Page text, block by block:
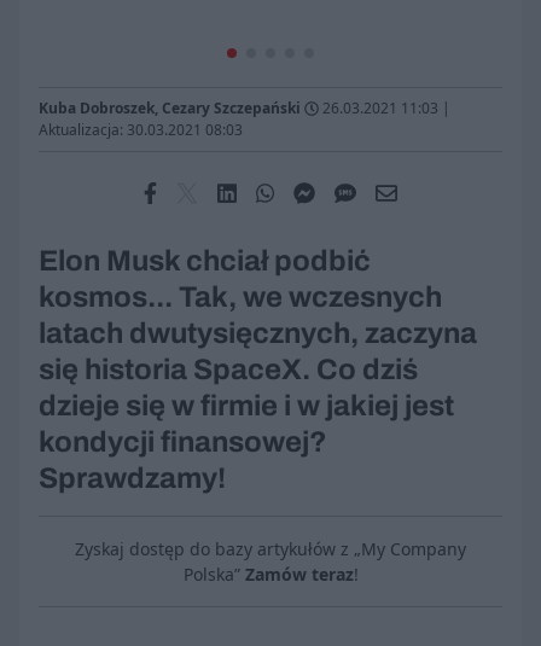
Kuba Dobroszek, Cezary Szczepański 26.03.2021 11:03 |
Aktualizacja: 30.03.2021 08:03
Elon Musk chciał podbić
kosmos... Tak, we wczesnych
latach dwutysięcznych, zaczyna
się historia SpaceX. Co dziś
dzieje się w firmie i w jakiej jest
kondycji finansowej?
Sprawdzamy!
Zyskaj dostęp do bazy artykułów z „My Company
Polska” Zamów teraz!